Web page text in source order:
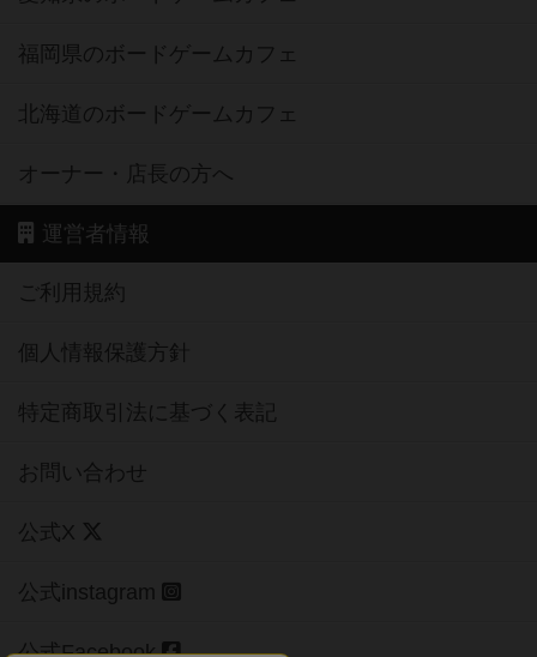
福岡県のボードゲームカフェ
北海道のボードゲームカフェ
オーナー・店長の方へ
運営者情報
ご利用規約
個人情報保護方針
特定商取引法に基づく表記
お問い合わせ
公式X
公式instagram